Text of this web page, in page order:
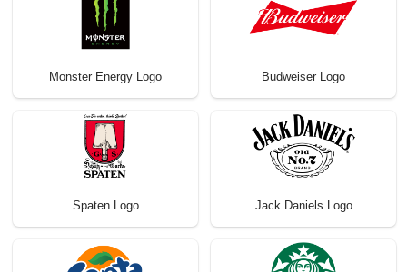
Monster Energy Logo Budweiser Logo
Spaten Logo Jack Daniels Logo